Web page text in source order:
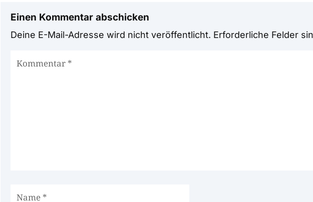
Einen Kommentar abschicken
Deine E-Mail-Adresse wird nicht veröffentlicht. Erforderliche Felder